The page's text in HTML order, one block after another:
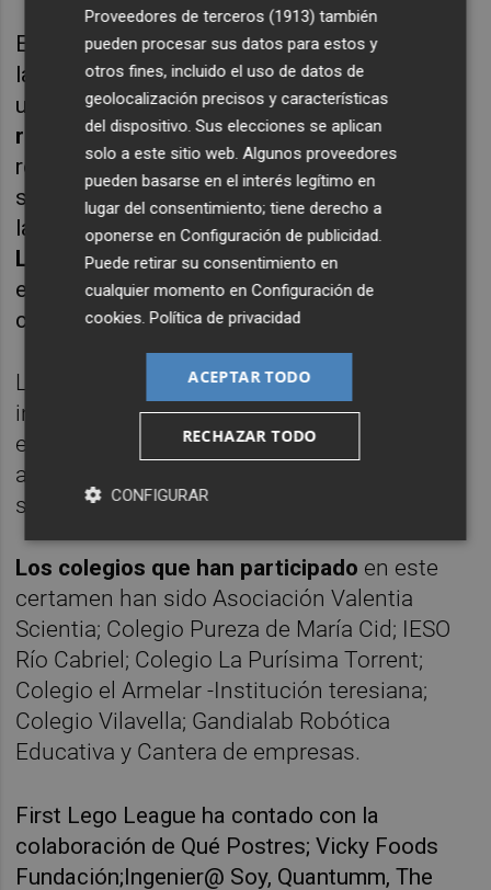
El reto consta de tres partes que son
la
realización de un proyecto científico
una solución innovadora, lacompetición de
robot
s, en la que cada equipo construye un
robot de Lego para resolver las misiones que
se presentan en una partida contrarreloj, y
la
presentación de valores First Lego
League(nosotros trabajamos, nosotros
enseñamos lo que trabajamos y somos
conscientes de cómo lo hacemos)
Los grupos trabajan en un proyecto de
innovación basado en la utilización de la
energía sostenible que tienen que presentar
a los jueces para obtener un feedback y
seguir con el desarrollándolo.
Los colegios que han participado en este
certamen han sido Asociación Valentia
Scientia; Colegio Pureza de María Cid; IESO
Río Cabriel; Colegio La Purísima Torrent;
Colegio el Armelar -Institución teresiana;
Colegio Vilavella; Gandialab Robótica
Educativa y Cantera de empresas.
First Lego League ha contado con la
colaboración de Qué Postres; Vicky Foods
Fundación;Ingenier@ Soy, Quantumm, The
Proveedores de terceros (1913) también
pueden procesar sus datos para estos y
otros fines, incluido el uso de datos de
geolocalización precisos y características
del dispositivo. Sus elecciones se aplican
solo a este sitio web. Algunos proveedores
pueden basarse en el interés legítimo en
lugar del consentimiento; tiene derecho a
oponerse enConfiguración de publicidad
Puede retirar su consentimiento en
cualquier momento enConfiguración de
cookies .Política de privacidad
ACEPTAR TODO
RECHAZAR TODO
CONFIGURAR